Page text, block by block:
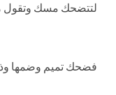
لتتضحك مسك وتقول
فضحك تميم وضمها